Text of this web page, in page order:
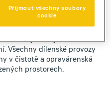
v případě potřeby jsou
je dodávka
Všechny dílenské provozy
v čistotě a opravárenská
prostorech.
Přijmout všechny soubory
cookie